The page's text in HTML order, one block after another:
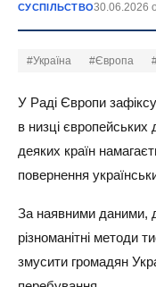
СУСПІЛЬСТВО30.06.2026
#Україна #Європа
У Раді Європи
в низці
деяких країн
повернення
За наявними даними,
різноманітні методи
змусити громадян